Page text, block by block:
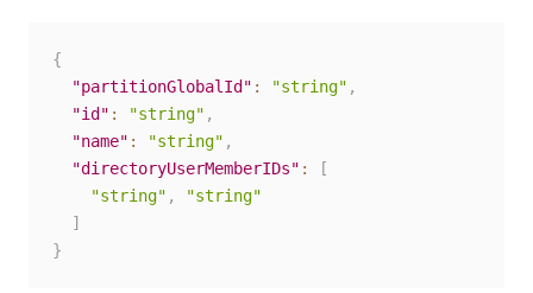
{
"partitionGlobalId" : "string" ,
"id" : "string" ,
"name" : "string" ,
"directoryUserMemberIDs" :
[
"string" ,
"string"
]
}